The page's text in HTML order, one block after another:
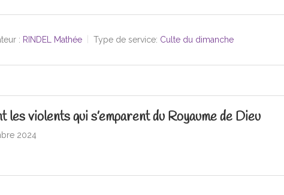
: RINDEL Mathée Type de service: Culte du dimanche
les violents qui s’emparent du Royaume de Dieu
2024